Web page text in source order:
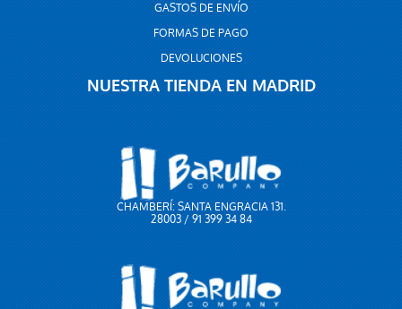
GASTOS DE ENVÍO
FORMAS DE PAGO
DEVOLUCIONES
NUESTRA TIENDA EN MADRID
CHAMBERÍ: SANTA ENGRACIA 131.
28003 / 91 399 34 84